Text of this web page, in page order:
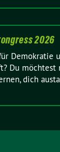
2026
Demokratie
Du möchtest
dich